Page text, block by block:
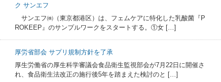
ク サンエフ
サンエフ㈱（東京都港区）は、フェムケアに特化した乳酸菌『P
ROKEEP』のサンプルワークをスタートする。①女 […]
厚労省部会 サプリ規制方針を了承
厚生労働省の厚生科学審議会食品衛生監視部会が7月22日に開催さ
れ、食品衛生法改正の施行後5年を踏まえた検討のと […]